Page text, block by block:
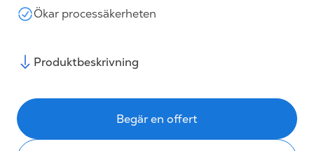
Ökar processäkerheten
Produktbeskrivning
Begär en offert